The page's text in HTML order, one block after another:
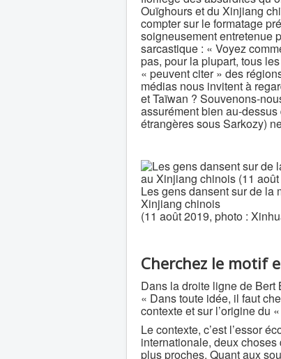
Ouïghours et du Xinjiang
compter sur le formatage
soigneusement entretenue
sarcastique : « Voyez
pas, pour la plupart, tous
« peuvent citer » des
médias nous invitent à
et Taïwan ? Souvenons-
assurément bien au-
étrangères sous Sarkozy)
Les gens dansent sur de la
Xinjiang chinois
(11 août 2019, photo :
Cherchez le motif
Dans la droite ligne de
« Dans toute idée, il faut
contexte et sur l’origine du
Le contexte, c’est l’essor
internationale, deux
plus proches. Quant aux